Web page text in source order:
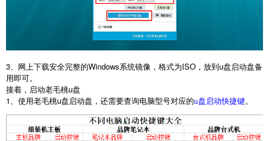
3、网上下载安全完整的Windows系统镜像，格式为ISO ，放到u盘启动盘备
用即可。
接着，启动老毛桃u盘
1、使用老毛桃u盘启动盘，还需要查询电脑型号对应的u盘启动快捷键。